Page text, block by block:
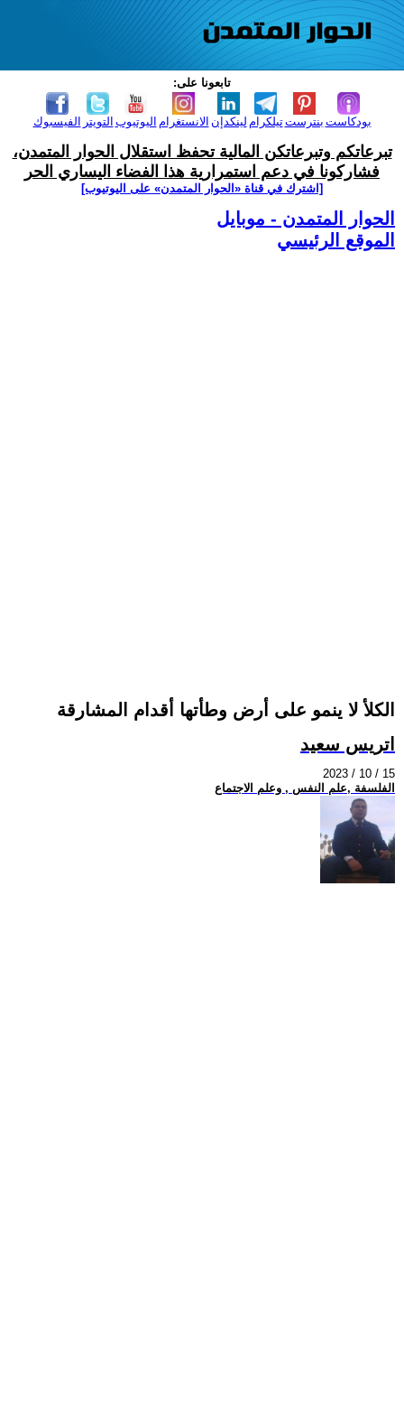
تابعونا على:
الفيسبوك التويتر اليوتيوب الانستغرام لينكدإن تيلكرامبنترست بودكاست
تبرعاتكم وتبرعاتكن المالية تحفظ استقلال الحوار المتمدن،
فشاركونا في دعم استمرارية هذا الفضاء اليساري الحر
[اشترك في قناة ‫«الحوار المتمدن» على اليوتيوب]
الحوار المتمدن - موبايل
الموقع الرئيسي
الكلأ لا ينمو على أرض وطأتها أقدام المشارقة
اتريس سعيد
2023 / 10 / 15
الفلسفة ,علم النفس , وعلم الاجتماع